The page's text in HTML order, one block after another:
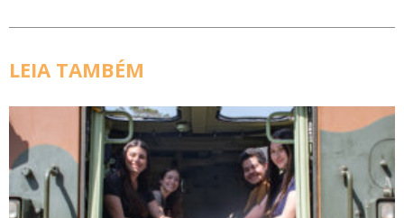
LEIA TAMBÉM